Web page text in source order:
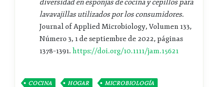
diversidad en esponjas de cocina y cepillos para
lavavajillas utilizados por los consumidores.
Journal of Applied Microbiology, Volumen 133,
Número 3, 1 de septiembre de 2022, páginas
1378–1391. https://doi.org/10.1111/jam.15621
COCINA HOGAR MICROBIOLOGÍA